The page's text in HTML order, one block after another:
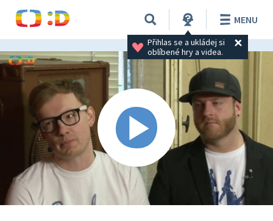
Přihlas se a ukládej si
oblíbené hry a videa.
MENU